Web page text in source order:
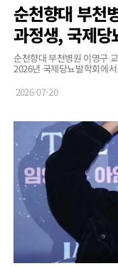
순천향대 부천
과정생, 국제당
순천향대 부천병원 이영구
2026년 국제당뇨발학회에
와 황지석 석사과정생이 7월
2026-07-20